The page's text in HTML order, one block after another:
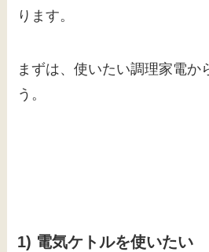
ります。
まずは、使いたい調理家電か
う。
1) 電気ケトルを使いたい